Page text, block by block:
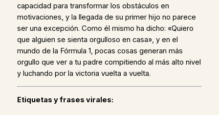
capacidad para transformar los obstáculos en
motivaciones, y la llegada de su primer hijo no parece
ser una excepción. Como él mismo ha dicho: «Quiero
que alguien se sienta orgulloso en casa», y en el
mundo de la Fórmula 1, pocas cosas generan más
orgullo que ver a tu padre compitiendo al más alto nivel
y luchando por la victoria vuelta a vuelta.
Etiquetas y frases virales: